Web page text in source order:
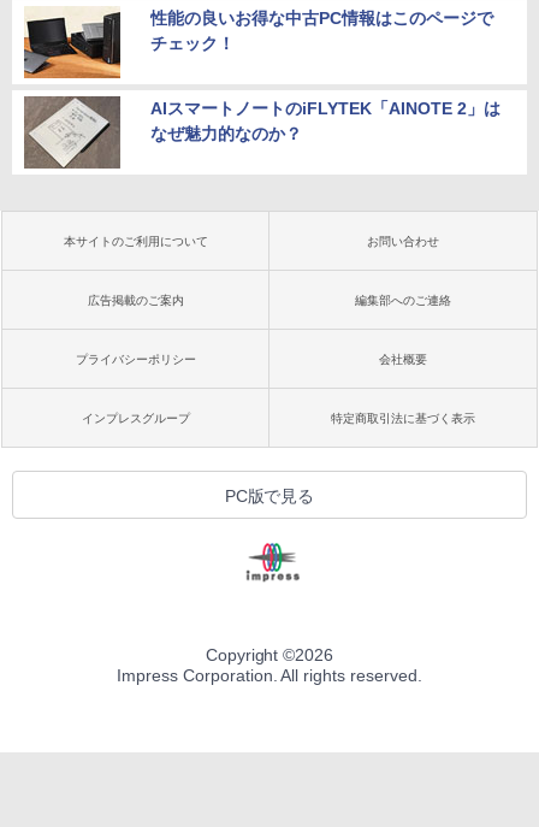
性能の良いお得な中古PC情報はこのページで
チェック！
AIスマートノートのiFLYTEK「AINOTE 2」は
なぜ魅力的なのか？
本サイトのご利用について お問い合わせ
広告掲載のご案内 編集部へのご連絡
プライバシーポリシー 会社概要
インプレスグループ 特定商取引法に基づく表示
PC版で見る
Copyright ©2026
Impress Corporation. All rights reserved.